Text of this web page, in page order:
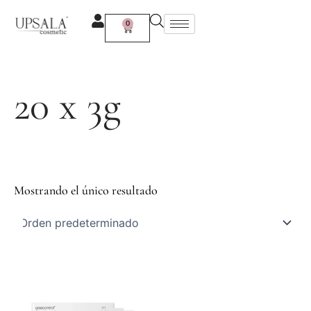
contenido
0
Carrito
20 x 3g
Mostrando el único resultado